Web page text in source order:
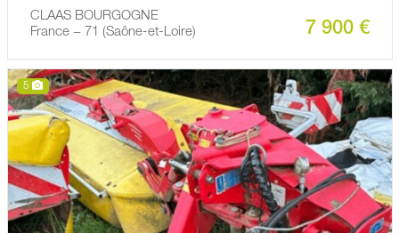
CLAAS BOURGOGNE
France − 71 (Saône-et-Loire)
7 900 €
5